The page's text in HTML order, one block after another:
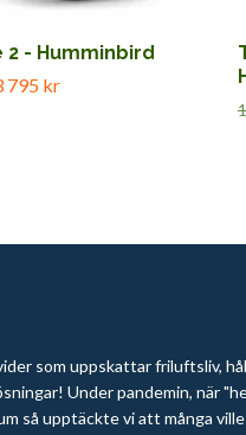
2 - Humminbird
795 kr
som uppskattar friluftsliv,
Under pandemin, när
så upptäckte vi att många